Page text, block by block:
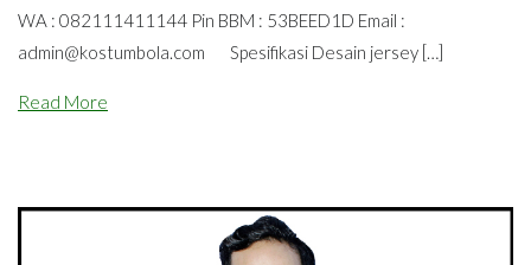
WA : 082111411144 Pin BBM : 53BEED1D Email :
admin@kostumbola.com Spesifikasi Desain jersey […]
Read More